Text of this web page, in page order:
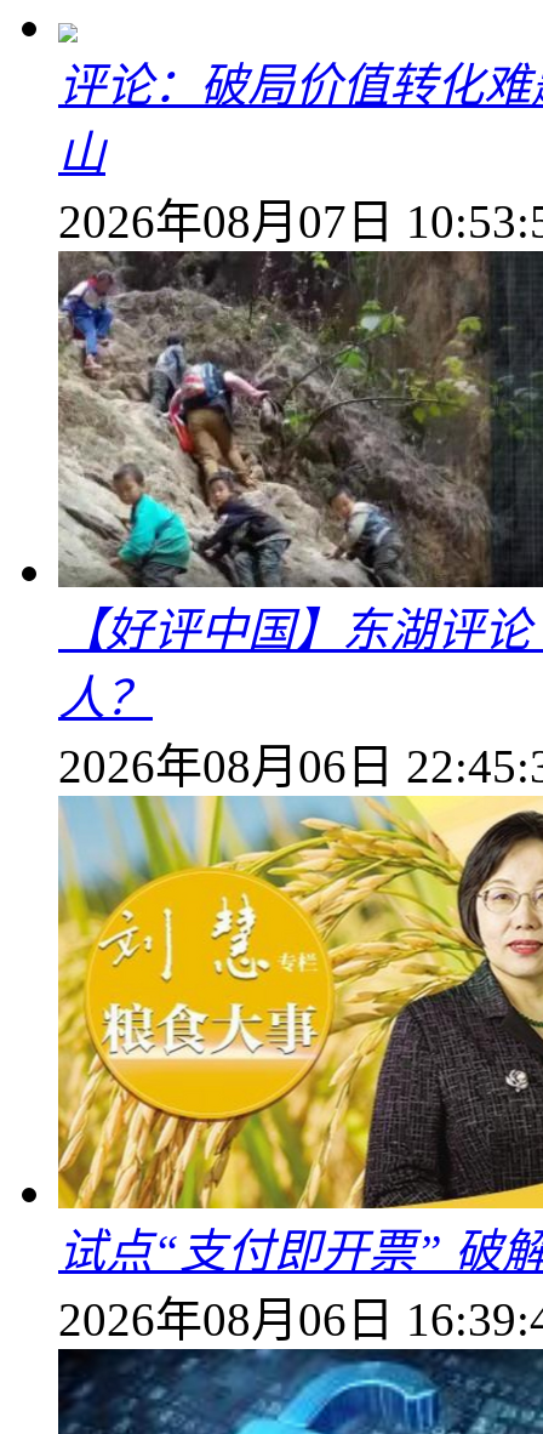
评论：破局价值转化
山
2026年08月07日
【好评中国】东湖评
人？
2026年08月06日
试点“支付即开票” 破
2026年08月06日